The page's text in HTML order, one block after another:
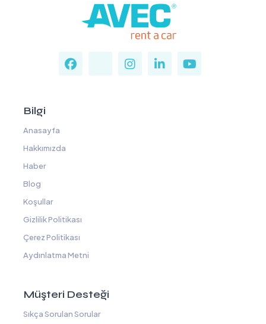
Bilgi
Anasayfa
Hakkımızda
Haber
Blog
Koşullar
Gizlilik Politikası
Çerez Politikası
Aydınlatma Metni
Müşteri Desteği
Sıkça Sorulan Sorular